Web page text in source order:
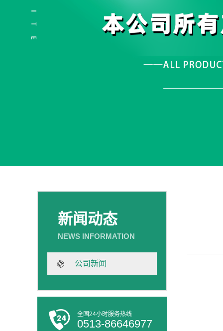
新闻动态
公司新闻
全国24小时服务热线
0513-86646977